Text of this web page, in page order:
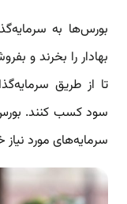
بورس‌ها به
بهادار را بخرند و
تا از طریق
سود کسب کنند.
سرمایه‌های مورد